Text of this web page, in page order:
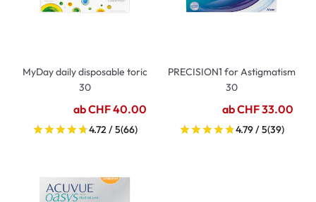
MyDay daily disposable toric
30
ab CHF 40.00
4.72 / 5(66)
PRECISION1 for Astigmatism
30
ab CHF 33.00
4.79 / 5(39)